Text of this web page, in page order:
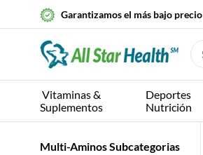
Garantizamos el más bajo precio
Vitaminas &
Suplementos
Deportes
Nutrición
Multi-Aminos Subcategorias